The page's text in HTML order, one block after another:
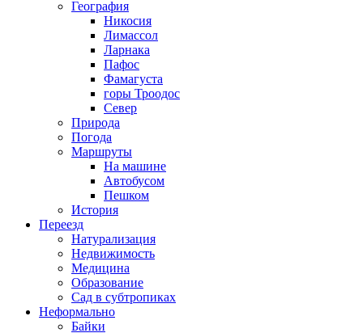
География
Никосия
Лимассол
Ларнака
Пафос
Фамагуста
горы Троодос
Север
Природа
Погода
Маршруты
На машине
Автобусом
Пешком
История
Переезд
Натурализация
Недвижимость
Медицина
Образование
Сад в субтропиках
Неформально
Байки